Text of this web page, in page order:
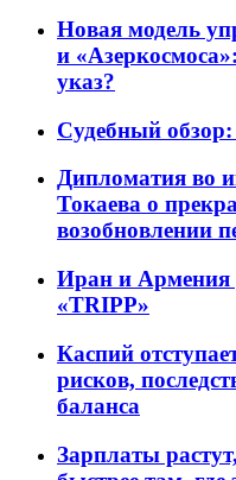
Новая модель
и
указ?
Судебный обзор:
Дипломатия во
Токаева о
возобновлении
Иран и Армения
«TRIPP»
Каспий
рисков,
баланса
Зарплаты